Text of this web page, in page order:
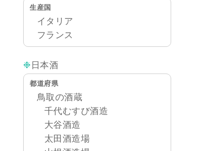
生産国
イタリア
フランス
日本酒
都道府県
鳥取の酒蔵
千代むすび酒造
大谷酒造
太田酒造場